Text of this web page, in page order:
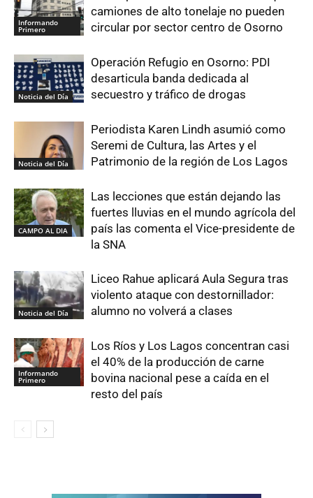
Informando
Primero
camiones de alto tonelaje no pueden
circular por sector centro de Osorno
Noticia del Día
Operación Refugio en Osorno: PDI
desarticula banda dedicada al
secuestro y tráfico de drogas
Noticia del Día
Periodista Karen Lindh asumió como
Seremi de Cultura, las Artes y el
Patrimonio de la región de Los Lagos
CAMPO AL DIA
Las lecciones que están dejando las
fuertes lluvias en el mundo agrícola del
país las comenta el Vice-presidente de
la SNA
Noticia del Día
Liceo Rahue aplicará Aula Segura tras
violento ataque con destornillador:
alumno no volverá a clases
Informando
Primero
Los Ríos y Los Lagos concentran casi
el 40% de la producción de carne
bovina nacional pese a caída en el
resto del país